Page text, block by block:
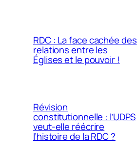
RDC : La face cachée des
relations entre les
Églises et le pouvoir !
Révision
constitutionnelle : l’UDPS
veut-elle réécrire
l’histoire de la RDC ?